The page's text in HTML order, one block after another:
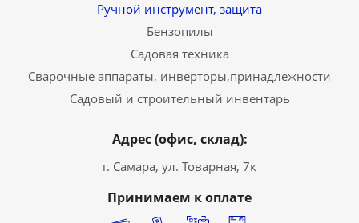
Ручной инструмент, защита
Бензопилы
Садовая техника
Сварочные аппараты, инверторы,принадлежности
Садовый и строительный инвентарь
Адрес (офис, склад):
г. Самара, ул. Товарная, 7к
Принимаем к оплате